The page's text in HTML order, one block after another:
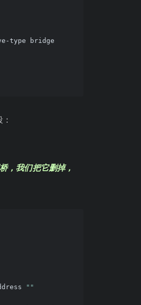
type bridge
，我们把它删掉，
""